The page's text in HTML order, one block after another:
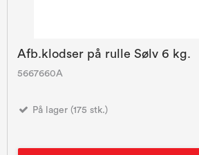
Afb.klodser på rulle Sølv 6 kg.
5667660A
På lager (175 stk.)